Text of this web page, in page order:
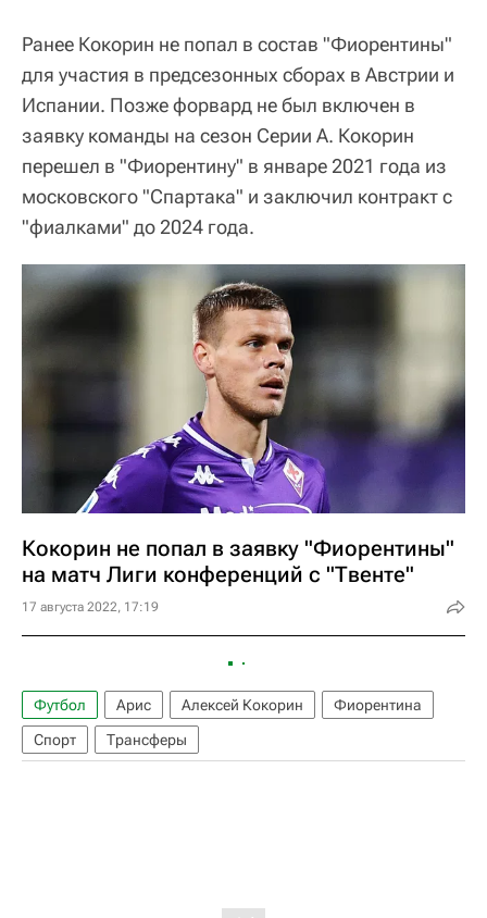
Ранее Кокорин не попал в состав "Фиорентины"
для участия в предсезонных сборах в Австрии и
Испании. Позже форвард не был включен в
заявку команды на сезон Серии А. Кокорин
перешел в "Фиорентину" в январе 2021 года из
московского "Спартака" и заключил контракт с
"фиалками" до 2024 года.
Кокорин не попал в заявку "Фиорентины"
на матч Лиги конференций с "Твенте"
17 августа 2022, 17:19
Футбол Арис Алексей Кокорин
Фиорентина
Спорт
Трансферы